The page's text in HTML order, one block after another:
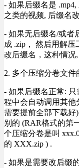
- 如果后缀名是
之类的视频, 后缀名
- 如果无后缀名/或者
成 .zip， 然后用解
改后缀名，这种情况
2. 多个压缩分卷文
- 如果后缀名正常:
程中会自动调用其他
需要提前全部下载好
别的 (RAR格式的第
个压缩分卷是叫
的 XXX.zip ) .
- 如果是需要改后缀